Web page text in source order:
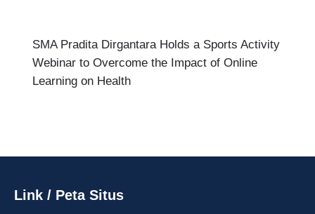
SMA Pradita Dirgantara Holds a Sports Activity
Webinar to Overcome the Impact of Online
Learning on Health
Link / Peta Situs